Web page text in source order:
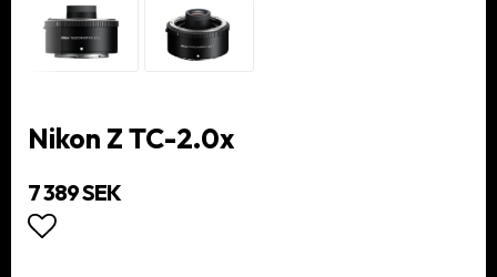
Nikon Z TC-2.0x
7 389 SEK